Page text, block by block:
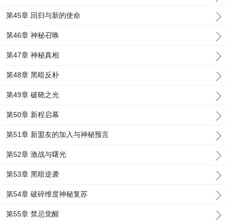
第45章 回归与新的使命
第46章 神秘召唤
第47章 神秘真相
第48章 黑暗反朴
第49章 破晓之光
第50章 新程启幕
第51章 新盟友的加入与神秘预言
第52章 激战与曙光
第53章 黑暗逆袭
第54章 破碎维度神秘复苏
第55章 禁忌觉醒